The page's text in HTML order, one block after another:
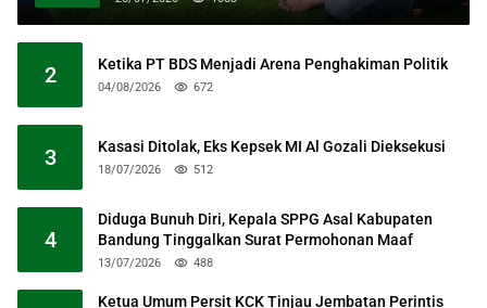
2 Ketika PT BDS Menjadi Arena Penghakiman Politik
04/08/2026 672
3 Kasasi Ditolak, Eks Kepsek MI Al Gozali Dieksekusi
18/07/2026 512
4
Diduga Bunuh Diri, Kepala SPPG Asal Kabupaten
Bandung Tinggalkan Surat Permohonan Maaf
13/07/2026 488
Ketua Umum Persit KCK Tinjau Jembatan Perintis